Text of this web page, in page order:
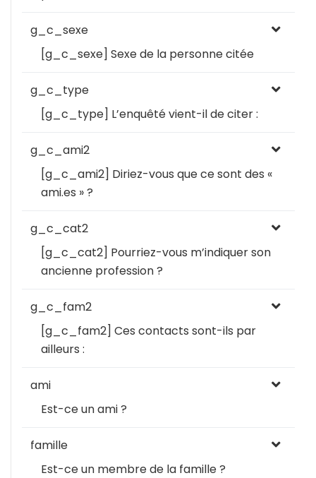
g_c_sexe
[g_c_sexe] Sexe de la personne citée
g_c_type
[g_c_type] L’enquêté vient-il de citer :
g_c_ami2
[g_c_ami2] Diriez-vous que ce sont des «
ami.es » ?
g_c_cat2
[g_c_cat2] Pourriez-vous m’indiquer son
ancienne profession ?
g_c_fam2
[g_c_fam2] Ces contacts sont-ils par
ailleurs :
ami
Est-ce un ami ?
famille
Est-ce un membre de la famille ?